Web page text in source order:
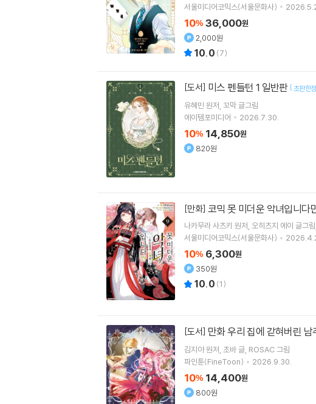
서울미디어코믹스(서울문화사)
10% 36,000원
2,000원
10.0 (7)
[도서] 미스 펜들턴 1 일반판 [ 초판한
유혜민 원저 꼬막글그림
에이템포미디어
2026.7.30.
10% 14,850원
820원
[만화] 코믹 못 미더운 악녀입니
나카무라 사츠키 원저 오히츠지 에이 글그림
서울미디어코믹스(서울문화사)
10% 6,300원
350원
10.0 (1)
[도서] 만화 우리 집에 갇혀버린 남
김지아원저 초바글 ROSAC그림
파인툰(FineToon)
2026.9.30.
10% 14,400원
800원